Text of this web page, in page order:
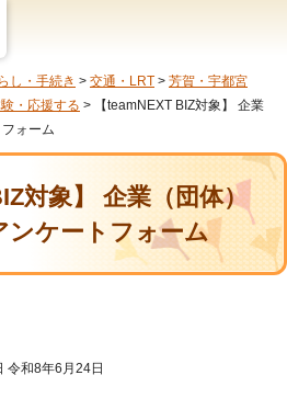
し・手続き > 交通・LRT > 芳賀・宇都宮
・応援する > 【teamNEXT BIZ対象】 企業
ォーム
対象】 企業（団体）
ンケートフォーム
和8年6月24日